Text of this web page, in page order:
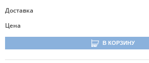
Доставка
Цена
В КОРЗИНУ